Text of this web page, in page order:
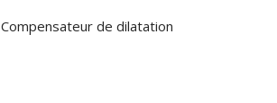
Compensateur de dilatation